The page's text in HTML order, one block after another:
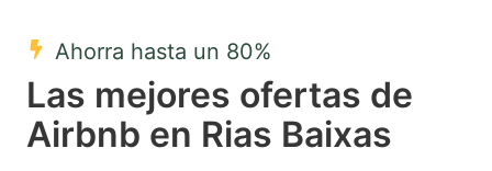
key
to
get
to
get
the
Ahorra hasta un 80%
Las mejores ofertas de
Airbnb en Rias Baixas